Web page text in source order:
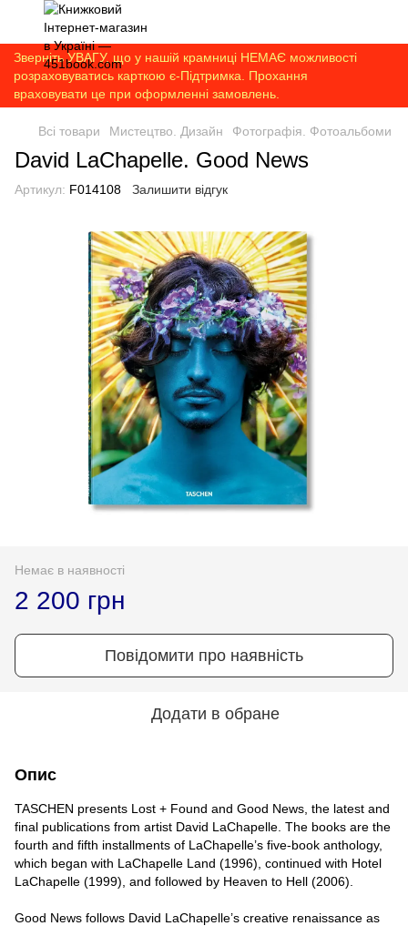
Зверніть УВАГУ, що у нашій крамниці НЕМАЄ можливості
розраховуватись карткою є-Підтримка. Прохання
враховувати це при оформленні замовлень.
Всі товари Мистецтво. Дизайн Фотографія. Фотоальбоми
David LaChapelle. Good News
Артикул: F014108 Залишити відгук
Немає в наявності
2 200 грн
Повідомити про наявність
Додати в обране
Опис
TASCHEN presents Lost + Found and Good News, the latest and
final publications from artist David LaChapelle. The books are the
fourth and fifth installments of LaChapelle’s five-book anthology,
which began with LaChapelle Land (1996), continued with Hotel
LaChapelle (1999), and followed by Heaven to Hell (2006).
Good News follows David LaChapelle’s creative renaissance as